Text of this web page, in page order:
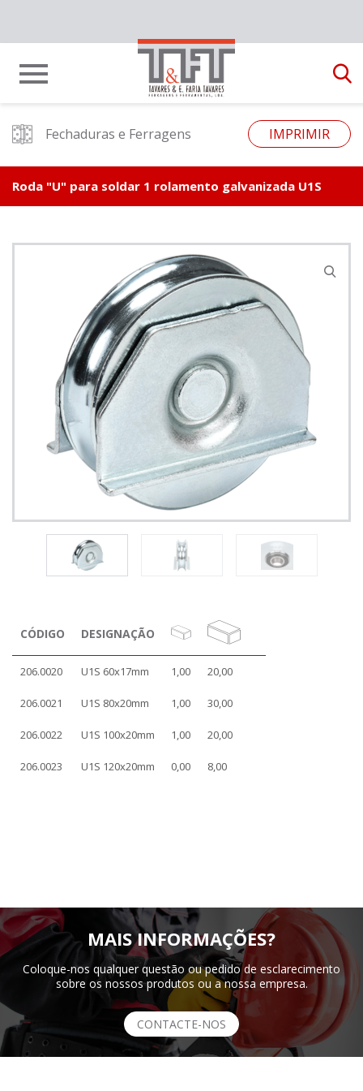
Fechaduras e Ferragens IMPRIMIR
Roda "U" para soldar 1 rolamento galvanizada U1S
CÓDIGO DESIGNAÇÃO
206.0020 U1S 60x17mm 1,00 20,00
206.0021 U1S 80x20mm 1,00 30,00
206.0022 U1S 100x20mm 1,00 20,00
206.0023 U1S 120x20mm 0,00 8,00
MAIS INFORMAÇÕES?
Coloque-nos qualquer questão ou pedido de esclarecimento
sobre os nossos produtos ou a nossa empresa.
CONTACTE-NOS